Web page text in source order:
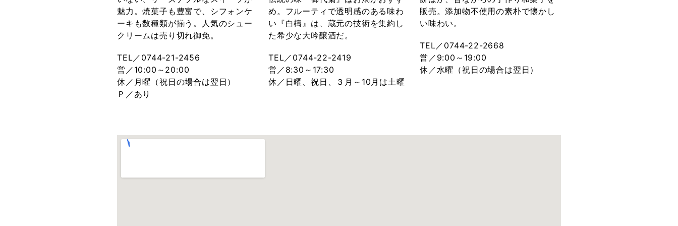
魅力。焼菓子も豊富で、シフォンケ
ーキも数種類が揃う。人気のシュー
クリームは売り切れ御免。
TEL／0744-21-2456
営／10:00～20:00
休／月曜（祝日の場合は翌日）
Ｐ／あり
め。フルーティで透明感のある味わ
い『白檮』は、蔵元の技術を集約し
た希少な大吟醸酒だ。
TEL／0744-22-2419
営／8:30～17:30
休／日曜、祝日、３月～10月は土曜
販売。添加物不使用の素朴で懐かし
い味わい。
TEL／0744-22-2668
営／9:00～19:00
休／水曜（祝日の場合は翌日）